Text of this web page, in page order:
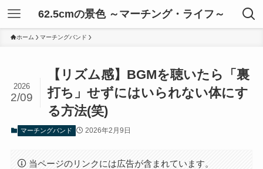
62.5cmの景色 ～マーチング・ライフ～
ホーム マーチングバンド
【リズム感】BGMを聴いたら「裏
打ち」せずにはいられない体にす
る方法(笑)
2026
2/09
マーチングバンド 2026年2月9日
当ページのリンクには広告が含まれています。